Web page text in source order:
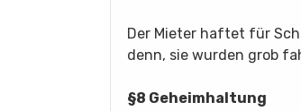
Der Mieter haftet für
denn, sie wurden grob
§8 Geheimhaltung